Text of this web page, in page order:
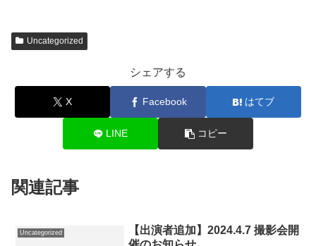
Uncategorized
シェアする
X Facebook はてブ
LINE コピー
関連記事
Uncategorized
【出演者追加】2024.4.7 撮影会開